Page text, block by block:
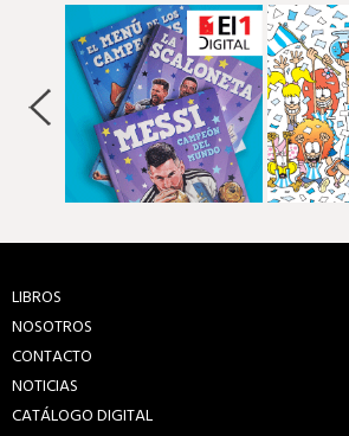
LIBROS
NOSOTROS
CONTACTO
NOTICIAS
CATÁLOGO DIGITAL